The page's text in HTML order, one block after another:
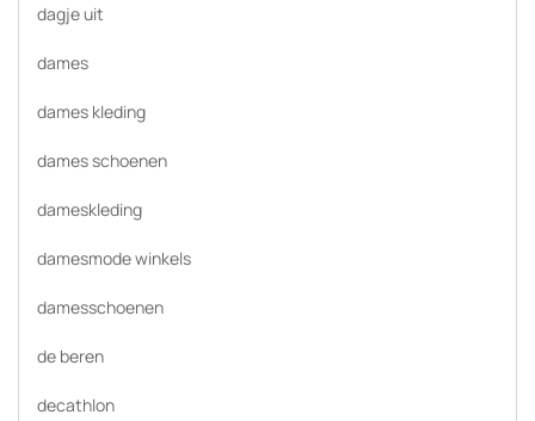
dagje uit
dames
dames kleding
dames schoenen
dameskleding
damesmode winkels
damesschoenen
de beren
decathlon